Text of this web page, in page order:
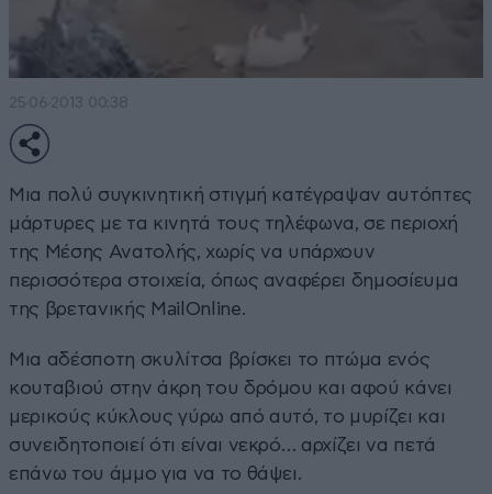
25·06·2013 00:38
Μια πολύ συγκινητική στιγμή κατέγραψαν αυτόπτες
μάρτυρες με τα κινητά τους τηλέφωνα, σε περιοχή
της Μέσης Ανατολής, χωρίς να υπάρχουν
περισσότερα στοιχεία, όπως αναφέρει δημοσίευμα
της βρετανικής MailOnline.
Μια αδέσποτη σκυλίτσα βρίσκει το πτώμα ενός
κουταβιού στην άκρη του δρόμου και αφού κάνει
μερικούς κύκλους γύρω από αυτό, το μυρίζει και
συνειδητοποιεί ότι είναι νεκρό… αρχίζει να πετά
επάνω του άμμο για να το θάψει.